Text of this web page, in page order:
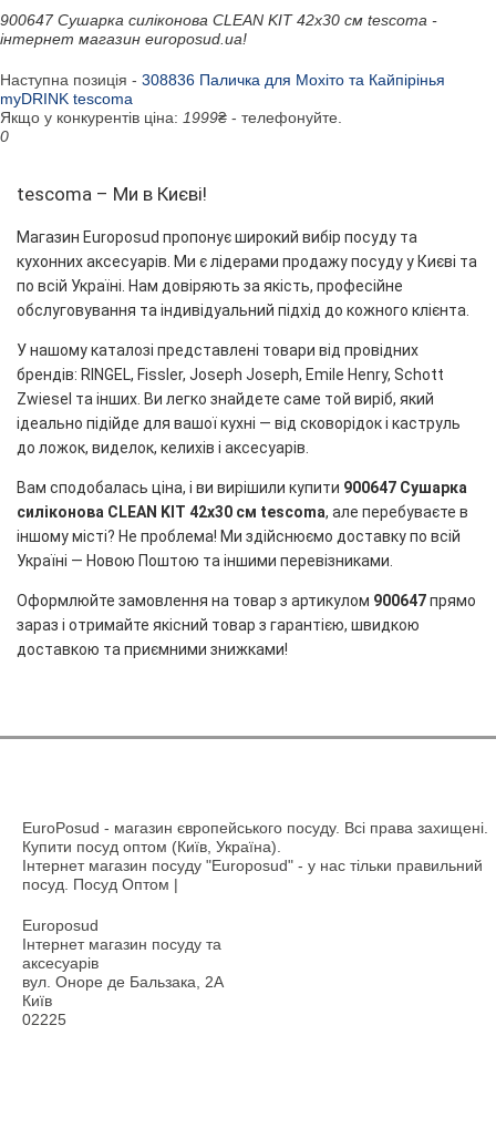
900647 Сушарка силіконова CLEAN KIT 42x30 см tescoma -
інтернет магазин europosud.ua!
Наступна позиція - 308836 Паличка для Мохіто та Кайпірінья
myDRINK tescoma
Якщо у конкурентів ціна: 1999₴ - телефонуйте.
0
tescoma – Ми в Києві!
Магазин Europosud пропонує широкий вибір посуду та
кухонних аксесуарів. Ми є лідерами продажу посуду у Києві та
по всій Україні. Нам довіряють за якість, професійне
обслуговування та індивідуальний підхід до кожного клієнта.
У нашому каталозі представлені товари від провідних
брендів: RINGEL, Fissler, Joseph Joseph, Emile Henry, Schott
Zwiesel та інших. Ви легко знайдете саме той виріб, який
ідеально підійде для вашої кухні — від сковорідок і каструль
до ложок, виделок, келихів і аксесуарів.
Вам сподобалась ціна, і ви вирішили купити 900647 Сушарка
силіконова CLEAN KIT 42x30 см tescoma, але перебуваєте в
іншому місті? Не проблема! Ми здійснюємо доставку по всій
Україні — Новою Поштою та іншими перевізниками.
Оформлюйте замовлення на товар з артикулом 900647прямо
зараз і отримайте якісний товар з гарантією, швидкою
доставкою та приємними знижками!
EuroPosud - магазин європейського посуду. Всі права захищені.
Купити посуд оптом (Київ, Україна).
Інтернет магазин посуду "Europosud" - у нас тільки правильний
посуд. Посуд Оптом |
Europosud
Інтернет магазин посуду та
аксесуарів
вул. Оноре де Бальзака, 2А
Київ
02225